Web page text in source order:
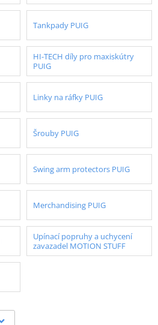
Tankpady PUIG
HI-TECH díly pro maxiskútry
PUIG
Linky na ráfky PUIG
Šrouby PUIG
Swing arm protectors PUIG
Merchandising PUIG
Upínací popruhy a uchycení
zavazadel MOTION STUFF